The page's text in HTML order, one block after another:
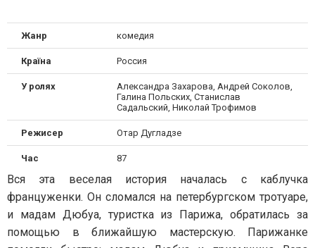
Жанр комедия
Країна Россия
У ролях
Александра Захарова, Андрей Соколов,
Галина Польских, Станислав
Садальский, Николай Трофимов
Режисер Отар Дугладзе
Час 87
Вся эта веселая история началась с каблучка
француженки. Он сломался на петербургском тротуаре,
и мадам Дюбуа, туристка из Парижа, обратилась за
помощью в ближайшую мастерскую. Парижанке